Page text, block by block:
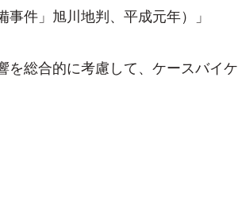
件」旭川地判、平成元年）」
を総合的に考慮して、ケースバイケ